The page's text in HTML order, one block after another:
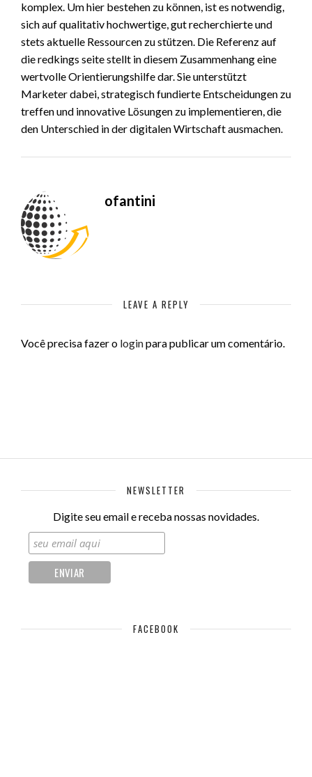
komplex. Um hier bestehen zu können, ist es notwendig,
sich auf qualitativ hochwertige, gut recherchierte und
stets aktuelle Ressourcen zu stützen. Die Referenz auf
die redkings seite stellt in diesem Zusammenhang eine
wertvolle Orientierungshilfe dar. Sie unterstützt
Marketer dabei, strategisch fundierte Entscheidungen zu
treffen und innovative Lösungen zu implementieren, die
den Unterschied in der digitalen Wirtschaft ausmachen.
ofantini
LEAVE A REPLY
Você precisa fazer o loginpara publicar um comentário.
NEWSLETTER
Digite seu email e receba nossas novidades.
FACEBOOK